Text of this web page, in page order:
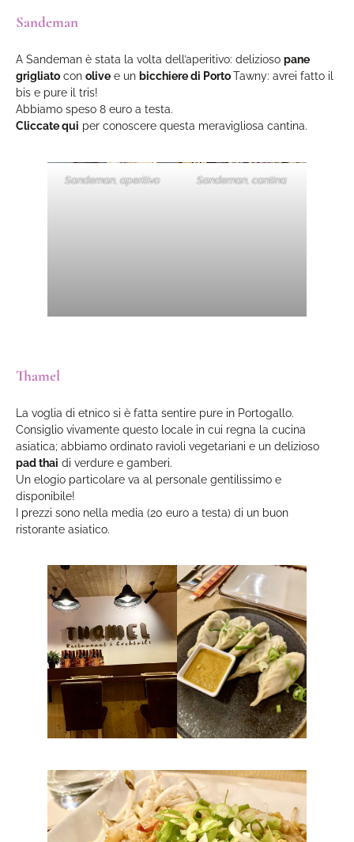
Sandeman
A Sandeman è stata la volta dell’aperitivo: delizioso pane
grigliato con olive e un bicchiere di PortoTawny: avrei fatto il
bis e pure il tris!
Abbiamo speso 8 euro a testa.
Cliccate qui per conoscere questa meravigliosa cantina.
Sandeman, aperitivo Sandeman, cantina
Thamel
La voglia di etnico si è fatta sentire pure in Portogallo.
Consiglio vivamente questo locale in cui regna la cucina
asiatica; abbiamo ordinato ravioli vegetariani e un delizioso
pad thai di verdure e gamberi.
Un elogio particolare va al personale gentilissimo e
disponibile!
I prezzi sono nella media (20 euro a testa) di un buon
ristorante asiatico.